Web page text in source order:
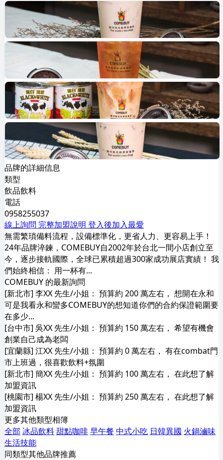
品牌的詳細信息
類型
飲品飲料
電話
0958255037
線上詢問 完整加盟說明 登入後加入最愛
無需繁瑣備料流程，設備標準化，更省人力、更容易上手！
24年品牌淬鍊，COMEBUY自2002年於台北一間小店創立至
今，逐步接軌國際，全球已累積超過300家成功展店實績！ 我
們始終相信： 用一杯有...
COMEBUY 的最新詢問
[新北市] 李XX 先生/小姐： 預算約 200 萬左右， 想開在永和
可是我看永和蠻多COMEBUY的想知道你們的合約保證範圍要
在多少...
[台中市] 吳XX 先生/小姐： 預算約 150 萬左右， 希望有機會
創業自己成為老闆
[宜蘭縣] 江XX 先生/小姐： 預算約 0 萬左右， 有在combat門
市上班過，很喜歡飲料+氛圍
[新北市] 簡XX 先生/小姐： 預算約 100 萬左右， 在此想了解
加盟資訊
[桃園市] 楊XX 先生/小姐： 預算約 250 萬左右， 在此想了解
加盟資訊
更多其他類型相簿
全部 冰品飲料甜點咖啡早午餐 中式小吃 日韓異國 火鍋滷味
生活技能
同類型其他品牌推薦